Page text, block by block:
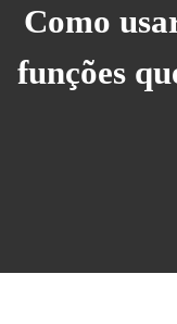
Como
funções